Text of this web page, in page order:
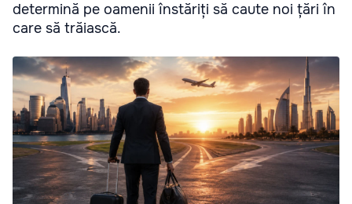
determină pe oamenii înstăriți să caute noi țări în
care să trăiască.